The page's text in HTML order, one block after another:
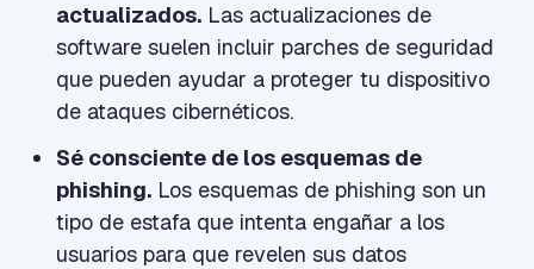
actualizados. Las actualizaciones de
software suelen incluir parches de seguridad
que pueden ayudar a proteger tu dispositivo
de ataques cibernéticos.
Sé consciente de los esquemas de
phishing. Los esquemas de phishing son un
tipo de estafa que intenta engañar a los
usuarios para que revelen sus datos